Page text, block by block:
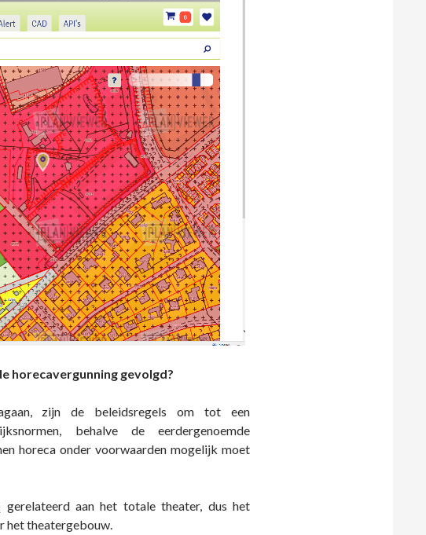
horecavergunning gevolgd?
zijn de beleidsregels om tot een
behalve de eerdergenoemde
horeca onder voorwaarden mogelijk moet
aan het totale theater, dus het
het theatergebouw.